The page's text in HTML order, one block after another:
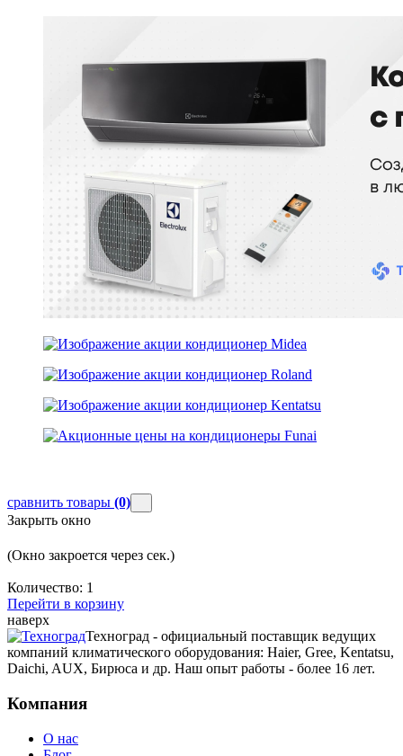
сравнить товары (0)
Закрыть окно
(Окно закроется через сек.)
Количество: 1
Перейти в корзину
наверх
Техноград - официальный поставщик ведущих
компаний климатического оборудования: Haier, Gree, Kentatsu,
Daichi, AUX, Бирюса и др. Наш опыт работы - более 16 лет.
Компания
О нас